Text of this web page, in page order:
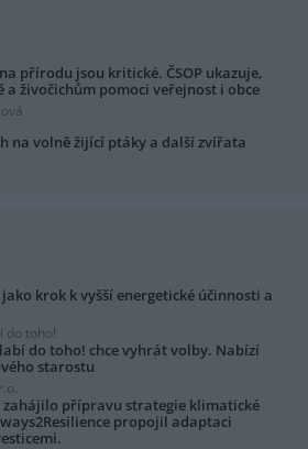
přírodu jsou kritické. ČSOP ukazuje,
a živočichům pomoci veřejnost i obce
na volně žijící ptáky a další zvířata
krok k vyšší energetické účinnosti a
do toho!
do toho! chce vyhrát volby. Nabízí
starostu
zahájilo přípravu strategie klimatické
propojil adaptaci